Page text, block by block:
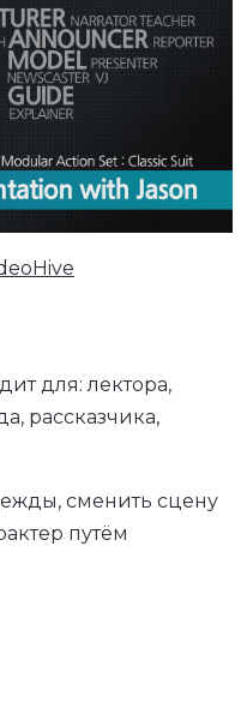
для: лектора,
рассказчика,
сменить сцену
путём